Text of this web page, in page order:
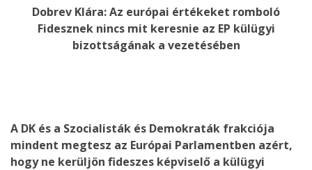
Dobrev Klára: Az európai értékeket romboló
Fidesznek nincs mit keresnie az EP külügyi
bizottságának a vezetésében
A DK és a Szocialisták és Demokraták frakciója
mindent megtesz az Európai Parlamentben azért,
hogy ne kerüljön fideszes képviselő a külügyi